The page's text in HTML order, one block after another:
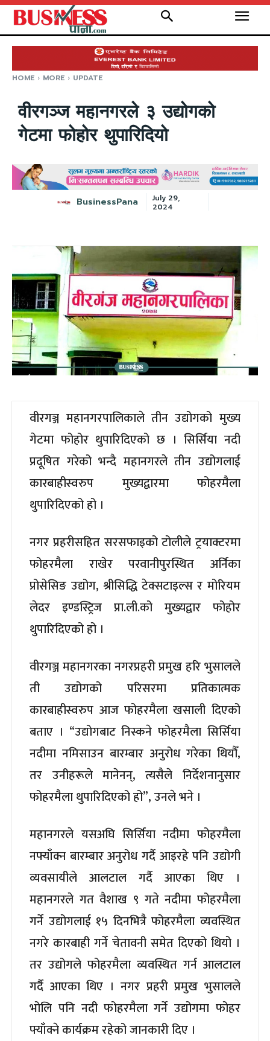
HOME MORE UPDATE
वीरगञ्ज महानगरले ३ उद्योगको
गेटमा फोहोर थुपारिदियो
BusinessPana
July 29,
2024
वीरगञ्ज महानगरपालिकाले तीन उद्योगको मुख्य
गेटमा फोहोर थुपारिदिएको छ । सिर्सिया नदी
प्रदूषित गरेको भन्दै महानगरले तीन उद्योगलाई
कारबाहीस्वरुप मुख्यद्वारमा फोहरमैला
थुपारिदिएको हो ।
नगर प्रहरीसहित सरसफाइको टोलीले ट्रयाक्टरमा
फोहरमैला राखेर परवानीपुरस्थित अर्निका
प्रोसेसिङ उद्योग, श्रीसिद्धि टेक्सटाइल्स र मोरियम
लेदर इण्डस्ट्रिज प्रा.ली.को मुख्यद्वार फोहोर
थुपारिदिएको हो ।
वीरगञ्ज महानगरका नगरप्रहरी प्रमुख हरि भुसालले
ती उद्योगको परिसरमा प्रतिकात्मक
कारबाहीस्वरुप आज फोहरमैला खसाली दिएको
बताए । “उद्योगबाट निस्कने फोहरमैला सिर्सिया
नदीमा नमिसाउन बारम्बार अनुरोध गरेका थियौँ,
तर उनीहरूले मानेनन्, त्यसैले निर्देशनानुसार
फोहरमैला थुपारिदिएको हो”, उनले भने ।
महानगरले यसअघि सिर्सिया नदीमा फोहरमैला
नफ्याँक्न बारम्बार अनुरोध गर्दै आइरहे पनि उद्योगी
व्यवसायीले आलटाल गर्दै आएका थिए ।
महानगरले गत वैशाख ९ गते नदीमा फोहरमैला
गर्ने उद्योगलाई १५ दिनभित्रै फोहरमैला व्यवस्थित
नगरे कारबाही गर्ने चेतावनी समेत दिएको थियो ।
तर उद्योगले फोहरमैला व्यवस्थित गर्न आलटाल
गर्दै आएका थिए । नगर प्रहरी प्रमुख भुसालले
भोलि पनि नदी फोहरमैला गर्ने उद्योगमा फोहर
फ्याँक्ने कार्यक्रम रहेको जानकारी दिए ।